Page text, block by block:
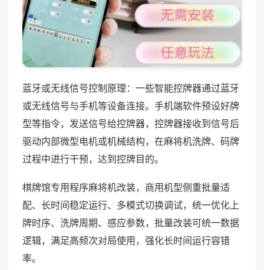
蓝牙或无线信号控制原理：一些智能控牌器通过蓝牙
或无线信号与手机等设备连接。手机端软件预设好牌
型等指令，发送信号给控牌器，控牌器接收到信号后
驱动内部微型电机或机械结构，在麻将机洗牌、码牌
过程中进行干预，达到控牌目的。
棋牌馆专用程序麻将机改装，商用机型侧重批量适
配、长时间稳定运行、多模式切换调试，统一优化上
牌时序、洗牌周期、感应参数，批量改装可统一数据
逻辑，满足高频次对局使用，强化长时间运行容错
率。